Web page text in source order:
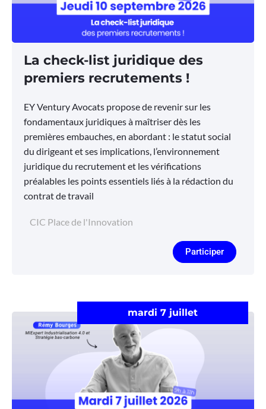
La check-list juridique des
premiers recrutements !
EY Ventury Avocats propose de revenir sur les
fondamentaux juridiques à maîtriser dès les
premières embauches, en abordant : le statut social
du dirigeant et ses implications, l’environnement
juridique du recrutement et les vérifications
préalables les points essentiels liés à la rédaction du
contrat de travail
CIC Place de l'Innovation
Participer
mardi 7 juillet